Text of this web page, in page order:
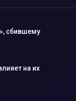
сбившему
на их